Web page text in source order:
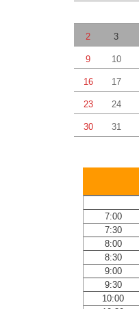
2 3
9 10
16 17
23 24
30 31
7:00
7:30
8:00
8:30
9:00
9:30
10:00